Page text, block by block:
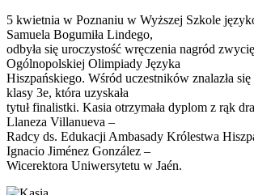
5 kwietnia w Poznaniu w Wyższej Szkole
Samuela Bogumiła Lindego,
odbyła się uroczystość wręczenia nagród
Ogólnopolskiej Olimpiady Języka
Hiszpańskiego. Wśród uczestników znalazła
klasy 3e, która uzyskała
tytuł finalistki. Kasia otrzymała dyplom z rąk
Llaneza Villanueva –
Radcy ds. Edukacji Ambasady Królestwa
Ignacio Jiménez González –
Wicerektora Uniwersytetu w Jaén.